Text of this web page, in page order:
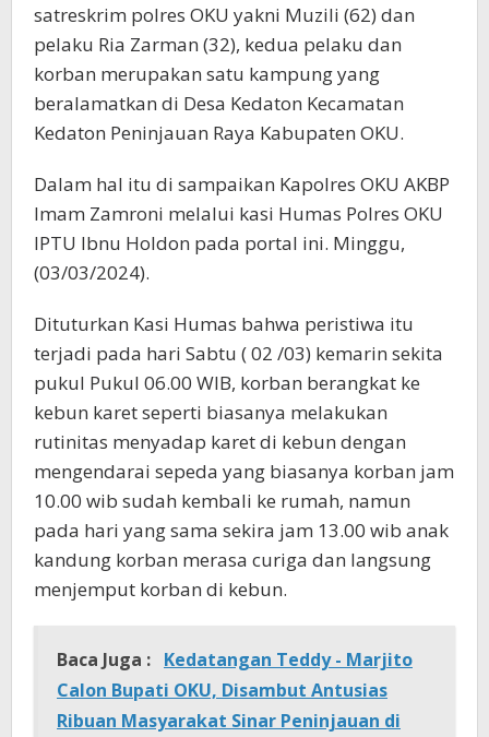
satreskrim polres OKU yakni Muzili (62) dan
pelaku Ria Zarman (32), kedua pelaku dan
korban merupakan satu kampung yang
beralamatkan di Desa Kedaton Kecamatan
Kedaton Peninjauan Raya Kabupaten OKU.
Dalam hal itu di sampaikan Kapolres OKU AKBP
Imam Zamroni melalui kasi Humas Polres OKU
IPTU Ibnu Holdon pada portal ini. Minggu,
(03/03/2024).
Dituturkan Kasi Humas bahwa peristiwa itu
terjadi pada hari Sabtu ( 02 /03) kemarin sekita
pukul Pukul 06.00 WIB, korban berangkat ke
kebun karet seperti biasanya melakukan
rutinitas menyadap karet di kebun dengan
mengendarai sepeda yang biasanya korban jam
10.00 wib sudah kembali ke rumah, namun
pada hari yang sama sekira jam 13.00 wib anak
kandung korban merasa curiga dan langsung
menjemput korban di kebun.
Baca Juga : Kedatangan Teddy - Marjito
Calon Bupati OKU, Disambut Antusias
Ribuan Masyarakat Sinar Peninjauan di